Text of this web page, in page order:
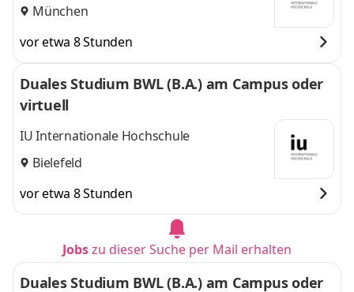
München
vor etwa 8 Stunden
Duales Studium BWL (B.A.) am Campus oder
virtuell
IU Internationale Hochschule
Bielefeld
vor etwa 8 Stunden
Jobszu dieser Suche per Mail erhalten
Duales Studium BWL (B.A.) am Campus oder